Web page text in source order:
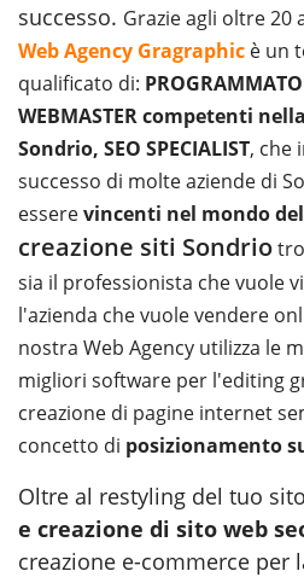
successo. Grazie agli oltre 20
Web Agency Gragraphic è un
qualificato di:
WEBMASTER competenti
Sondrio, SEO SPECIALIST, che
successo di molte aziende di
esserevincenti nel mondo
creazione siti Sondrio
sia il professionista che vuole
l'azienda che vuole vendere
nostra Web Agency utilizza le
migliori software per l'editing
creazione di pagine internet
concetto di posizionamento
Oltre al restyling del tuo
e creazione di sito web
creazione e-commerce per